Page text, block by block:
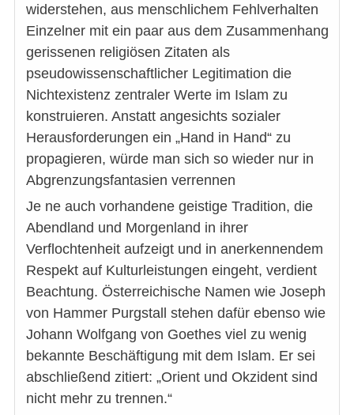
widerstehen, aus menschlichem Fehlverhalten
Einzelner mit ein paar aus dem Zusammenhang
gerissenen religiösen Zitaten als
pseudowissenschaftlicher Legitimation die
Nichtexistenz zentraler Werte im Islam zu
konstruieren. Anstatt angesichts sozialer
Herausforderungen ein „Hand in Hand“ zu
propagieren, würde man sich so wieder nur in
Abgrenzungsfantasien verrennen
Je ne auch vorhandene geistige Tradition, die
Abendland und Morgenland in ihrer
Verflochtenheit aufzeigt und in anerkennendem
Respekt auf Kulturleistungen eingeht, verdient
Beachtung. Österreichische Namen wie Joseph
von Hammer Purgstall stehen dafür ebenso wie
Johann Wolfgang von Goethes viel zu wenig
bekannte Beschäftigung mit dem Islam. Er sei
abschließend zitiert: „Orient und Okzident sind
nicht mehr zu trennen.“